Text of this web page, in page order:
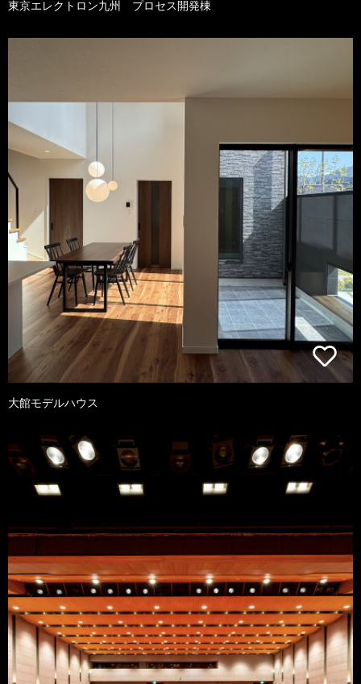
東京エレクトロン九州 プロセス開発棟
大館モデルハウス